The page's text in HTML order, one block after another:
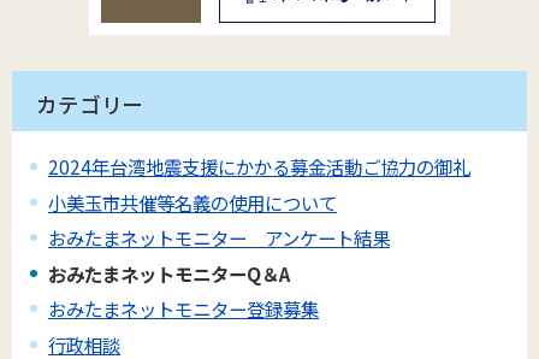
カテゴリー
2024年台湾地震支援にかかる募金活動ご協力の御礼
小美玉市共催等名義の使用について
おみたまネットモニター アンケート結果
おみたまネットモニターQ＆A
おみたまネットモニター登録募集
行政相談